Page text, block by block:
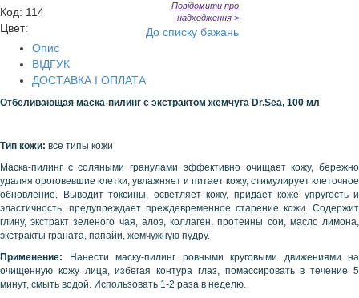
Код: 114
Цвет:
Повідомити про
надходження >
До списку бажань
Опис
ВІДГУК
ДОСТАВКА І ОПЛАТА
Отбеливающая маска-пилинг с экстрактом жемчуга Dr.Sea, 100 мл
Тип кожи: все типы кожи
Маска-пилинг с соляными гранулами эффективно очищает кожу, бережно
удаляя ороговевшие клетки, увлажняет и питает кожу, стимулирует клеточное
обновление. Выводит токсины, осветляет кожу, придает коже упругость и
эластичность, предупреждает преждевременное старение кожи. Содержит
глину, экстракт зеленого чая, алоэ, коллаген, протеины сои, масло лимона,
экстракты граната, папайи, жемчужную пудру.
Применение:
Нанести маску-пилинг ровными круговыми движениями на
очищенную кожу лица, избегая контура глаз, помассировать в течение 5
минут, смыть водой. Использовать 1-2 раза в неделю.